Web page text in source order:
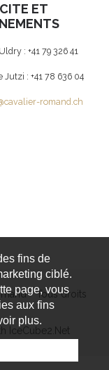
ET
: +41 79 326 41
Jutzi : +41 78 636 04
romand.ch
- Tous droits
IceCube2.Net
fins de
ciblé.
page, vous
aux fins
plus.